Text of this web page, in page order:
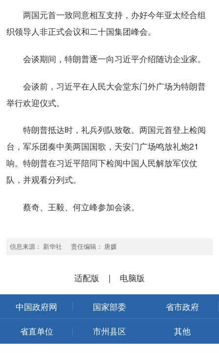
两国元首一致同意相互支持，办好今年亚太经合组
织领导人非正式会议和二十国集团峰会。
会谈期间，特朗普逐一向习近平介绍随访企业家。
会谈前，习近平在人民大会堂东门外广场为特朗普
举行欢迎仪式。
特朗普抵达时，礼兵列队致敬。两国元首登上检阅
台，军乐团奏中美两国国歌，天安门广场鸣放礼炮21
响。特朗普在习近平陪同下检阅中国人民解放军仪仗
队，并观看分列式。
蔡奇、王毅、何立峰参加会谈。
信息来源： 新华社 责任编辑： 唐媛
适配版 | 电脑版
中国政府网 国家部委 省市政府
省直单位 市州县区 其他